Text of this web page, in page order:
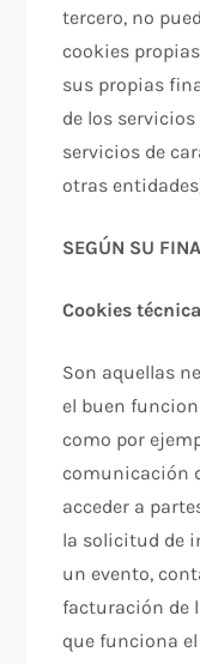
tercero, no
cookies
sus propias
de los
servicios de
otras
SEGÚN SU
Cookies
Son aquellas
el buen
como por
comunicación
acceder a
la solicitud de
un evento,
facturación de
que funciona